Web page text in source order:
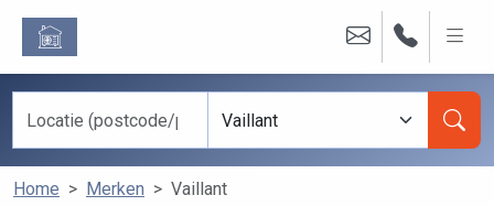
Home Merken Vaillant